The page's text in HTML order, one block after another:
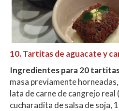
10. Tartitas de aguacate y
Ingredientespara 20
masa previamente
lata de carne de cangrejo real
cucharadita de salsa de soja,